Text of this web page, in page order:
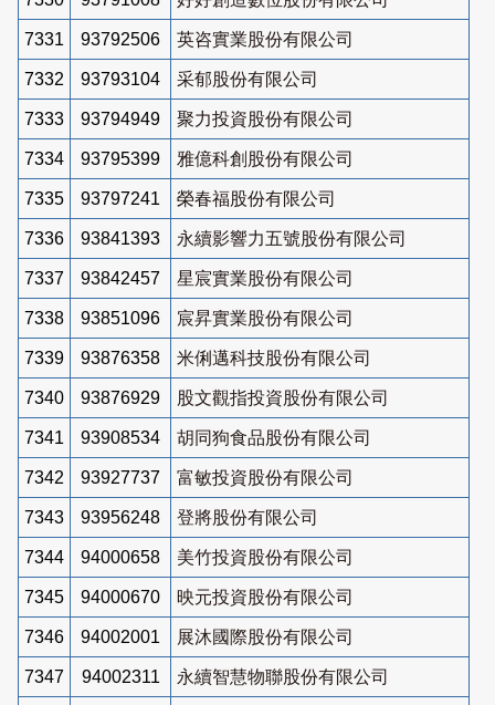
7331 93792506 英咨實業股份有限公司
7332 93793104 采郁股份有限公司
7333 93794949 聚力投資股份有限公司
7334 93795399 雅億科創股份有限公司
7335 93797241 榮春福股份有限公司
7336 93841393 永續影響力五號股份有限公司
7337 93842457 星宸實業股份有限公司
7338 93851096 宸昇實業股份有限公司
7339 93876358 米俐邁科技股份有限公司
7340 93876929 股文觀指投資股份有限公司
7341 93908534 胡同狗食品股份有限公司
7342 93927737 富敏投資股份有限公司
7343 93956248 登將股份有限公司
7344 94000658 美竹投資股份有限公司
7345 94000670 映元投資股份有限公司
7346 94002001 展沐國際股份有限公司
7347 94002311 永續智慧物聯股份有限公司